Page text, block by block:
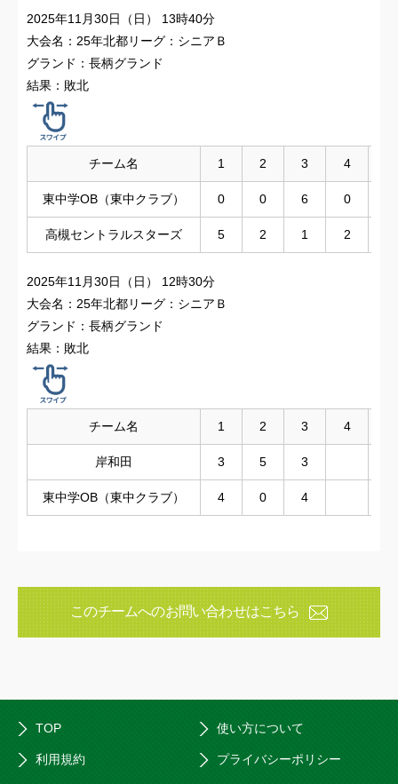
2025年11月30日（ 日 ） 13時40分
大会名：25年北都リーグ：シニアＢ
グランド：長柄グランド
結果： 敗北
チーム名 1 2 3 4
東中学OB（東中クラブ） 0 0 6 0
高槻セントラルスターズ 5 2 1 2
2025年11月30日（ 日 ） 12時30分
大会名：25年北都リーグ：シニアＢ
グランド：長柄グランド
結果： 敗北
チーム名 1 2 3 4
岸和田 3 5 3
東中学OB（東中クラブ） 4 0 4
このチームへのお問い合わせはこちら
TOP 使い方について
利用規約 プライバシーポリシー